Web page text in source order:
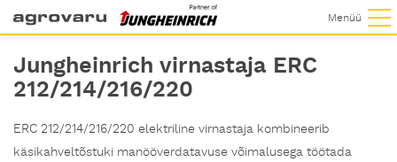
Menüü
Jungheinrich virnastaja ERC
212/214/216/220
ERC 212/214/216/220 elektriline virnastaja kombineerib
käsikahveltõstuki manööverdatavuse võimalusega töötada